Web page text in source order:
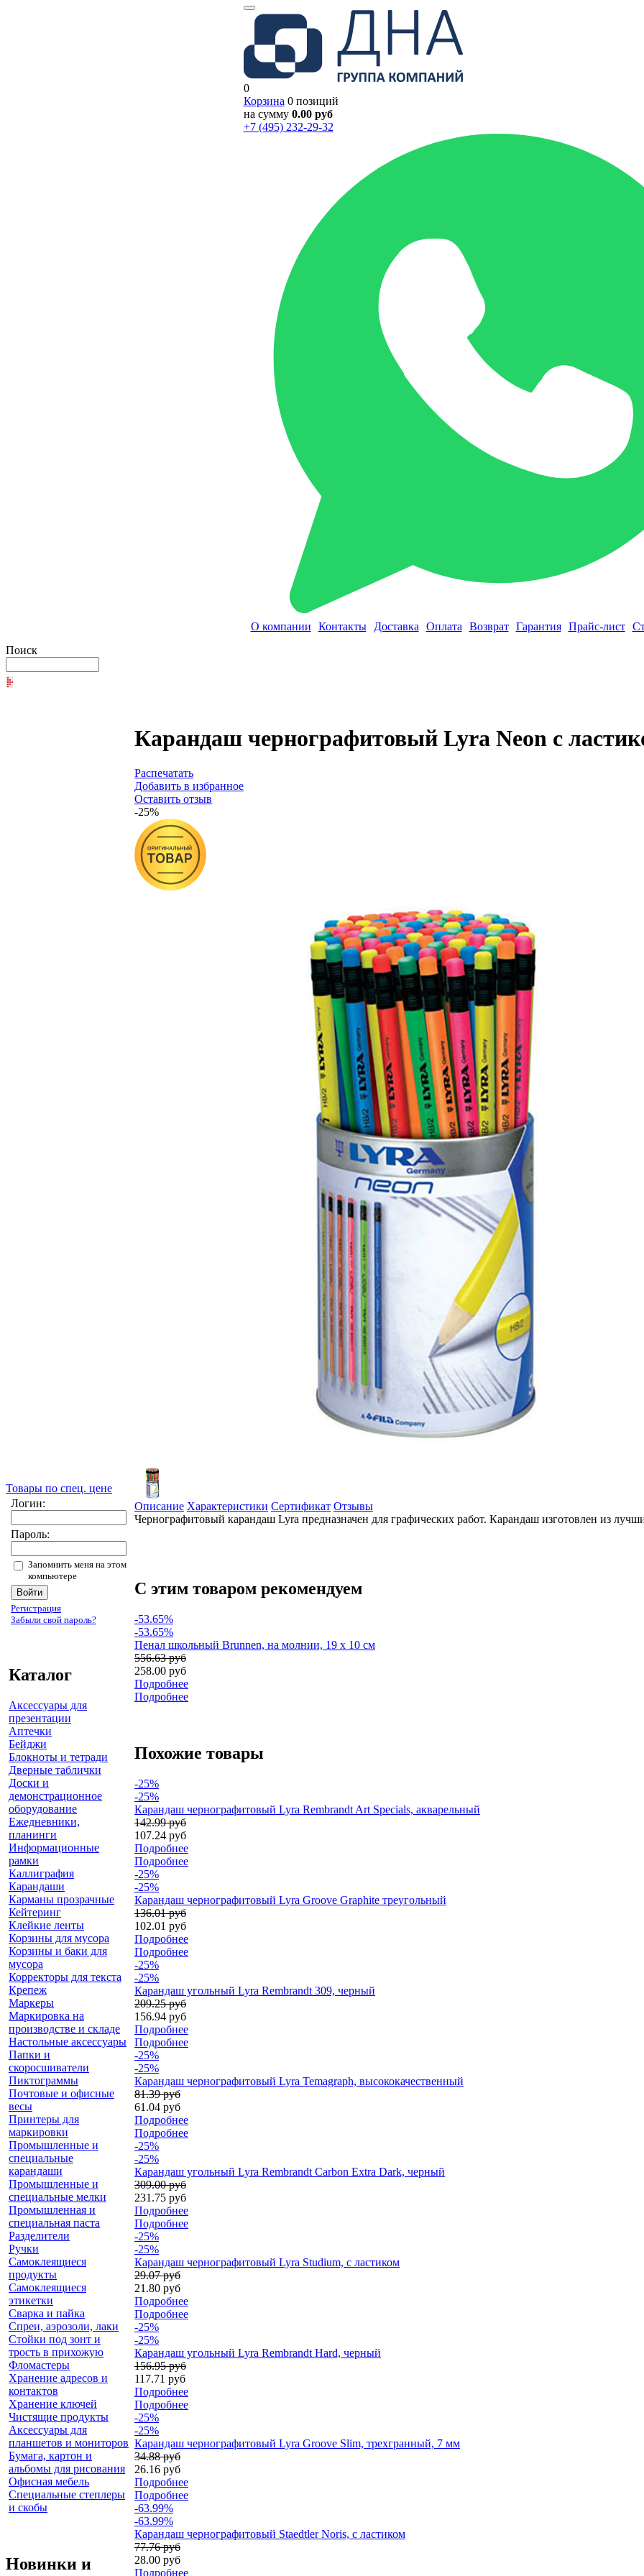
0
Корзина 0 позиций
на сумму 0.00 руб
+7 (495) 232-29-32
О компании Контакты Доставка Оплата Возврат Гарантия Прайс-лист
Поиск
Товары по спец. цене
Логин:
Пароль:
Запомнить меня на этом
компьютере
Регистрация
Забыли свой пароль?
Каталог
Аксессуары для
презентации
Аптечки
Бейджи
Блокноты и тетради
Дверные таблички
Доски и
демонстрационное
оборудование
Ежедневники,
планинги
Информационные
рамки
Каллиграфия
Карандаши
Карманы прозрачные
Кейтеринг
Клейкие ленты
Корзины для мусора
Корзины и баки для
мусора
Корректоры для текста
Крепеж
Маркеры
Маркировка на
производстве и складе
Настольные аксессуары
Папки и
скоросшиватели
Пиктограммы
Почтовые и офисные
весы
Принтеры для
маркировки
Промышленные и
специальные
карандаши
Промышленные и
специальные мелки
Промышленная и
специальная паста
Разделители
Ручки
Самоклеящиеся
продукты
Самоклеящиеся
этикетки
Сварка и пайка
Спреи, аэрозоли, лаки
Стойки под зонт и
трость в прихожую
Фломастеры
Хранение адресов и
контактов
Хранение ключей
Чистящие продукты
Аксессуары для
планшетов и мониторов
Бумага, картон и
альбомы для рисования
Офисная мебель
Специальные степлеры
и скобы
Новинки и
Карандаш чернографитовый Lyra Neon с
Распечатать
Добавить в избранное
Оставить отзыв
-25%
Описание Характеристики Сертификат Отзывы
Чернографитовый карандаш Lyra предназначен для графических работ. Карандаш изготовлен из
С этим товаром рекомендуем
-53.65%
-53.65%
Пенал школьный Brunnen, на молнии, 19 х 10 см
556.63 руб
258.00 руб
Подробнее
Подробнее
Похожие товары
-25%
-25%
Карандаш чернографитовый Lyra Rembrandt Art Specials, акварельный
142.99 руб
107.24 руб
Подробнее
Подробнее
-25%
-25%
Карандаш чернографитовый Lyra Groove Graphite треугольный
136.01 руб
102.01 руб
Подробнее
Подробнее
-25%
-25%
Карандаш угольный Lyra Rembrandt 309, черный
209.25 руб
156.94 руб
Подробнее
Подробнее
-25%
-25%
Карандаш чернографитовый Lyra Temagraph, высококачественный
81.39 руб
61.04 руб
Подробнее
Подробнее
-25%
-25%
Карандаш угольный Lyra Rembrandt Carbon Extra Dark, черный
309.00 руб
231.75 руб
Подробнее
Подробнее
-25%
-25%
Карандаш чернографитовый Lyra Studium, с ластиком
29.07 руб
21.80 руб
Подробнее
Подробнее
-25%
-25%
Карандаш угольный Lyra Rembrandt Hard, черный
156.95 руб
117.71 руб
Подробнее
Подробнее
-25%
-25%
Карандаш чернографитовый Lyra Groove Slim, трехгранный, 7 мм
34.88 руб
26.16 руб
Подробнее
Подробнее
-63.99%
-63.99%
Карандаш чернографитовый Staedtler Noris, с ластиком
77.76 руб
28.00 руб
Подробнее